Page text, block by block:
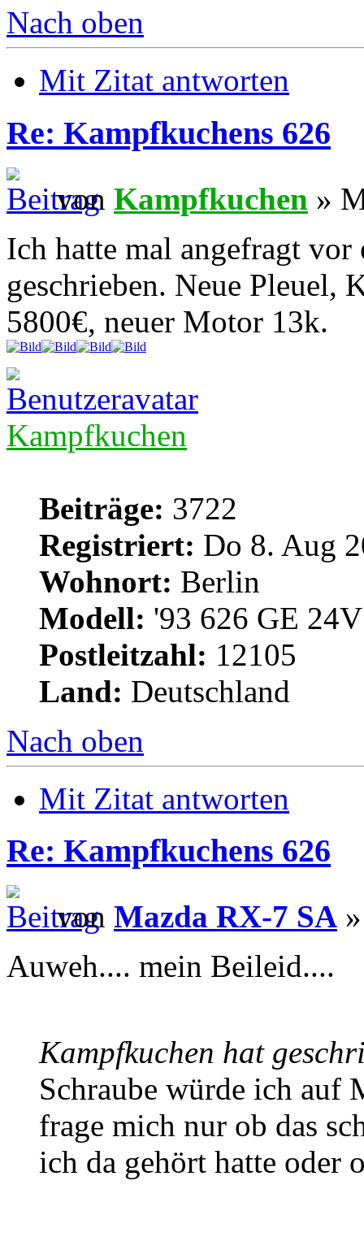
Nach oben
Mit Zitat antworten
Re: Kampfkuchens 626
von Kampfkuchen »
Ich hatte mal angefragt vor
geschrieben. Neue Pleuel,
5800€, neuer Motor 13k.
Kampfkuchen
Beiträge: 3722
Registriert: Do 8. Aug
Wohnort: Berlin
Modell: '93 626 GE
Postleitzahl: 12105
Land: Deutschland
Nach oben
Mit Zitat antworten
Re: Kampfkuchens 626
von Mazda RX-7 SA
Auweh.... mein Beileid....
Kampfkuchen hat
Schraube würde ich auf
frage mich nur ob das
ich da gehört hatte oder